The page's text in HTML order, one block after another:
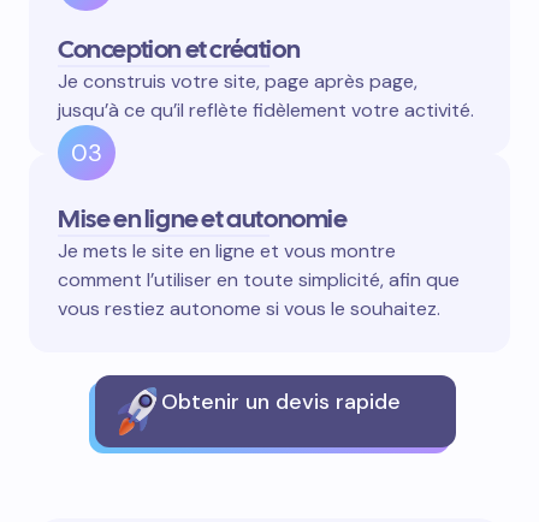
Conception et création
Je construis votre site, page après page,
jusqu’à ce qu’il reflète fidèlement votre activité.
03
Mise en ligne et autonomie
Je mets le site en ligne et vous montre
comment l’utiliser en toute simplicité, afin que
vous restiez autonome si vous le souhaitez.
Obtenir un devis rapide